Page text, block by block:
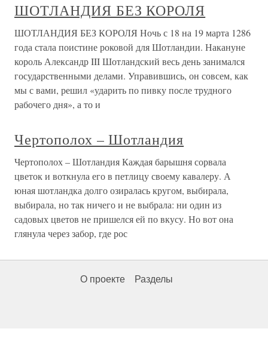
ШОТЛАНДИЯ БЕЗ КОРОЛЯ
ШОТЛАНДИЯ БЕЗ КОРОЛЯ Ночь с 18 на 19 марта 1286
года стала поистине роковой для Шотландии. Накануне
король Александр III Шотландский весь день занимался
государственными делами. Управившись, он совсем, как
мы с вами, решил «ударить по пивку после трудного
рабочего дня», а то и
Чертополох – Шотландия
Чертополох – Шотландия Каждая барышня сорвала
цветок и воткнула его в петлицу своему кавалеру. А
юная шотландка долго озиралась кругом, выбирала,
выбирала, но так ничего и не выбрала: ни один из
садовых цветов не пришелся ей по вкусу. Но вот она
глянула через забор, где рос
О проекте Разделы